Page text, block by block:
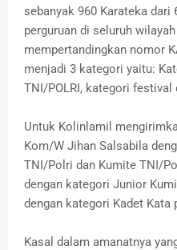
sebanyak 960 Karateka dari
perguruan di seluruh
mempertandingkan nomor
menjadi 3 kategori yaitu:
TNI/POLRI, kategori festival
Untuk Kolinlamil
Kom/W Jihan Salsabila
TNI/Polri dan Kumite TNI/
dengan kategori Junior
dengan kategori Kadet Kata
Kasal dalam amanatnya